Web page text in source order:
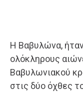
Η Βαβυλώνα,
ολόκληρους
Βαβυλωνιακού
στις δύο όχθες